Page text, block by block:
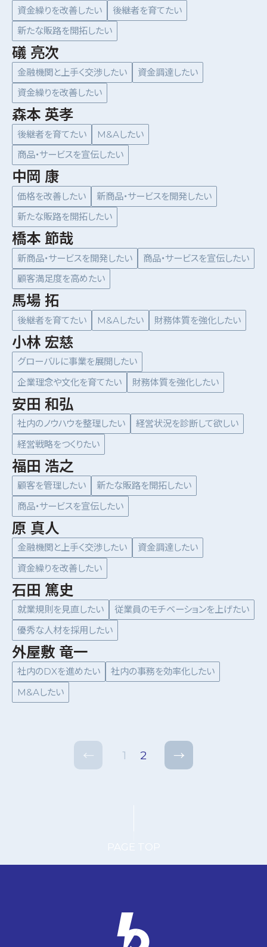
資金繰りを改善したい
後継者を育てたい
新たな販路を開拓したい
礒 亮次
金融機関と上手く交渉したい
資金調達したい
資金繰りを改善したい
森本 英孝
後継者を育てたい
M&Aしたい
商品・サービスを宣伝したい
中岡 康
価格を改善したい
新商品・サービスを開発したい
新たな販路を開拓したい
橋本 節哉
新商品・サービスを開発したい
商品・サービスを宣伝したい
顧客満足度を高めたい
馬場 拓
後継者を育てたい M&Aしたい 財務体質を強化したい
小林 宏慈
グローバルに事業を展開したい
企業理念や文化を育てたい
財務体質を強化したい
安田 和弘
社内のノウハウを整理したい
経営状況を診断して欲しい
経営戦略をつくりたい
福田 浩之
顧客を管理したい
新たな販路を開拓したい
商品・サービスを宣伝したい
原 真人
金融機関と上手く交渉したい
資金調達したい
資金繰りを改善したい
石田 篤史
就業規則を見直したい
従業員のモチベーションを上げたい
優秀な人材を採用したい
外屋敷 竜一
社内のDXを進めたい
社内の事務を効率化したい
M&Aしたい
← 1 2 →